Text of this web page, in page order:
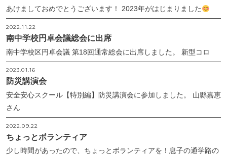
あけましておめでとうございます！ 2023年がはじまりました
2022.11.22
南中学校円卓会議総会に出席
南中学校区円卓会議 第18回通常総会に出席しました。 新型コロ
2023.01.16
防災講演会
安全安心スクール【特別編】防災講演会に参加しました。 山縣嘉恵
さん
2022.09.22
ちょっとボランティア
少し時間があったので、ちょっとボランティアを！息子の通学路の